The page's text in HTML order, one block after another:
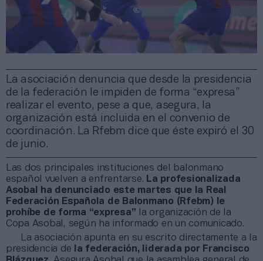
La asociación denuncia que desde la presidencia
de la federación le impiden de forma “expresa”
realizar el evento, pese a que, asegura, la
organización está incluida en el convenio de
coordinación. La Rfebm dice que éste expiró el 30
de junio.
Las dos principales instituciones del balonmano
español vuelven a enfrentarse. La profesionalizada
Asobal ha denunciado este martes que la Real
Federación Española de Balonmano (Rfebm) le
prohíbe de forma “expresa” la organización de la
Copa Asobal, según ha informado en un comunicado.
La asociación apunta en su escrito directamente a la
presidencia de la federación, liderada por Francisco